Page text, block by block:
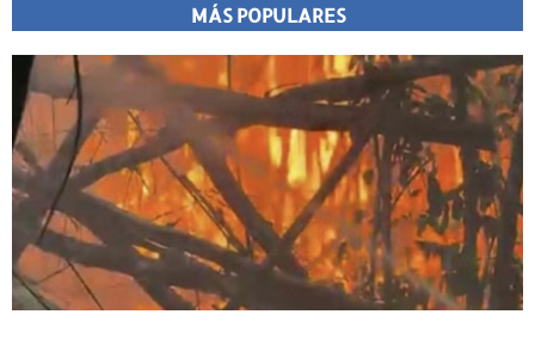
MÁS POPULARES